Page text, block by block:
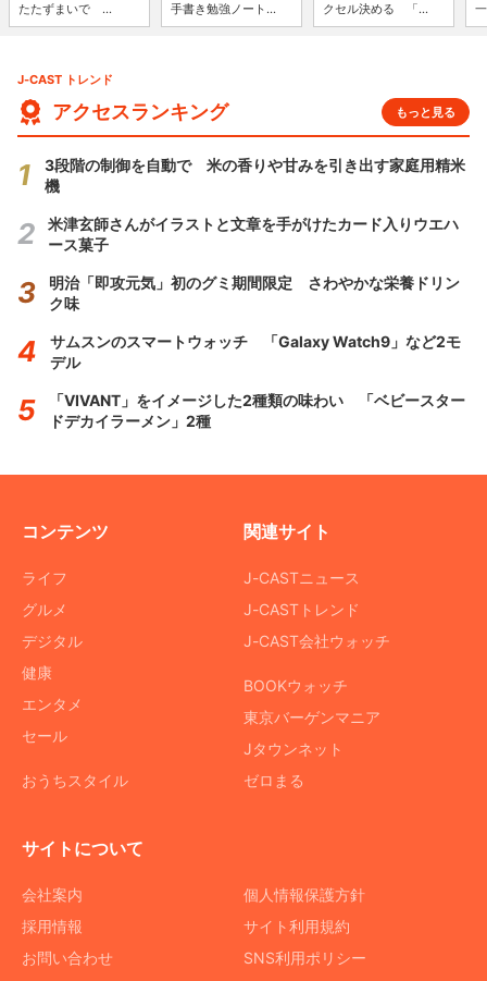
たたずまいで ...
手書き勉強ノート...
クセル決める 「...
J-CAST トレンド
アクセスランキング もっと見る
3段階の制御を自動で 米の香りや甘みを引き出す家庭用精米
機
米津玄師さんがイラストと文章を手がけたカード入りウエハ
ース菓子
明治「即攻元気」初のグミ期間限定 さわやかな栄養ドリン
ク味
サムスンのスマートウォッチ 「Galaxy Watch9」など2モ
デル
「VIVANT」をイメージした2種類の味わい 「ベビースター
ドデカイラーメン」2種
コンテンツ
ライフ
グルメ
デジタル
健康
エンタメ
セール
おうちスタイル
関連サイト
J-CASTニュース
J-CASTトレンド
J-CAST会社ウォッチ
BOOKウォッチ
東京バーゲンマニア
Jタウンネット
ゼロまる
サイトについて
会社案内
採用情報
お問い合わせ
個人情報保護方針
サイト利用規約
SNS利用ポリシー